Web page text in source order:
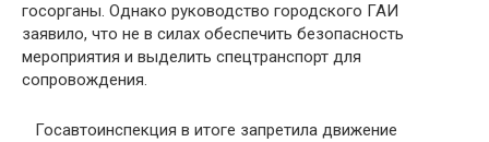
госорганы. Однако руководство городского ГАИ
заявило, что не в силах обеспечить безопасность
мероприятия и выделить спецтранспорт для
сопровождения.
Госавтоинспекция в итоге запретила движение